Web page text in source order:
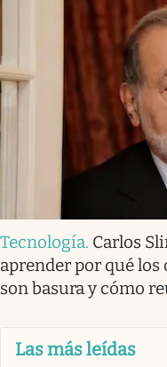
Tecnología. Carlos
aprender por qué los
son basura y cómo
Las más leídas